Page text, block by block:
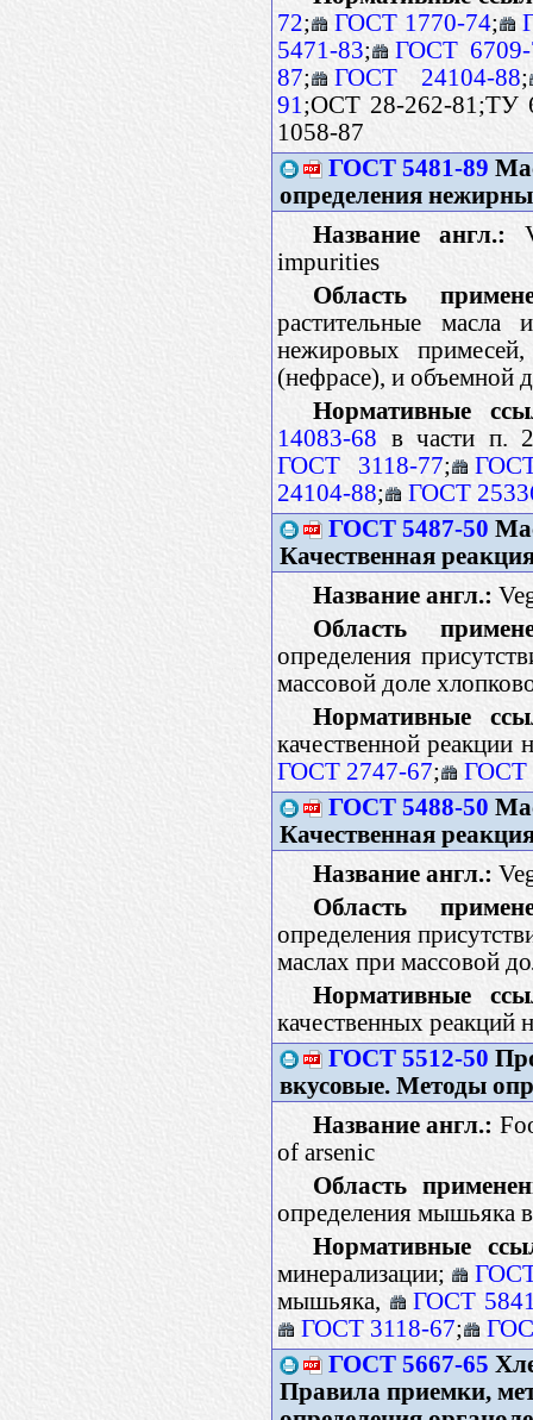
72; ГОСТ 1770-74;
5471-83;
ГОСТ 6709-
87; ГОСТ 24104-88;
91 ;ОСТ 28-262-81;ТУ
1058-87
ГОСТ 5481-89
определения
Название англ.:
impurities
Область
растительные масла
нежировых
(нефрасе), и объемной
Нормативные
14083-68 в части п.
ГОСТ 3118-77;
24104-88;
ГОСТ
ГОСТ 5487-50
Качественная
Название англ.:
Область
определения
массовой доле
Нормативные
качественной реакции
ГОСТ 2747-67;
ГОСТ
ГОСТ 5488-50
Качественная
Название англ.:
Область
определения
маслах при массовой
Нормативные
качественных реакций
ГОСТ 5512-50
вкусовые. Методы
Название англ.:
of arsenic
Область
определения мышьяка
Нормативные
минерализации;
мышьяка,
ГОСТ
ГОСТ 3118-67;
ГОСТ 5667-65
Правила приемки,